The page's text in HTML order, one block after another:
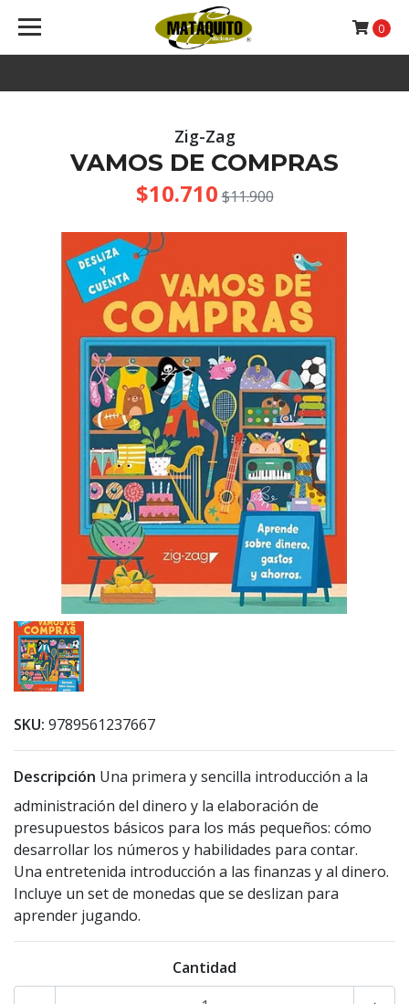
0
Zig-Zag
VAMOS DE COMPRAS
$10.710 $11.900
SKU: 9789561237667
Descripción Una primera y sencilla introducción a la
administración del dinero y la elaboración de
presupuestos básicos para los más pequeños: cómo
desarrollar los números y habilidades para contar.
Una entretenida introducción a las finanzas y al dinero.
Incluye un set de monedas que se deslizan para
aprender jugando.
Cantidad